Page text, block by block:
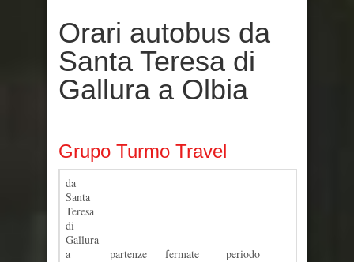
Orari autobus da
Santa Teresa di
Gallura a Olbia
Grupo Turmo Travel
da
Santa
Teresa
di
Gallura
a
partenze fermate periodo